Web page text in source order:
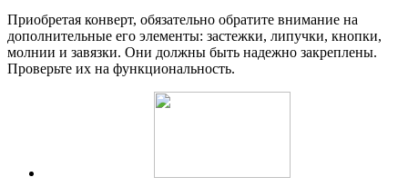
Приобретая конверт, обязательно обратите внимание на
дополнительные его элементы: застежки, липучки, кнопки,
молнии и завязки. Они должны быть надежно закреплены.
Проверьте их на функциональность.